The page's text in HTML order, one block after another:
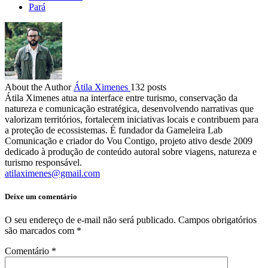
Pará
About the Author Átila Ximenes 132 posts
Átila Ximenes atua na interface entre turismo, conservação da
natureza e comunicação estratégica, desenvolvendo narrativas que
valorizam territórios, fortalecem iniciativas locais e contribuem para
a proteção de ecossistemas. É fundador da Gameleira Lab
Comunicação e criador do Vou Contigo, projeto ativo desde 2009
dedicado à produção de conteúdo autoral sobre viagens, natureza e
turismo responsável.
atilaximenes@gmail.com
Deixe um comentário
O seu endereço de e-mail não será publicado. Campos obrigatórios
são marcados com *
Comentário *